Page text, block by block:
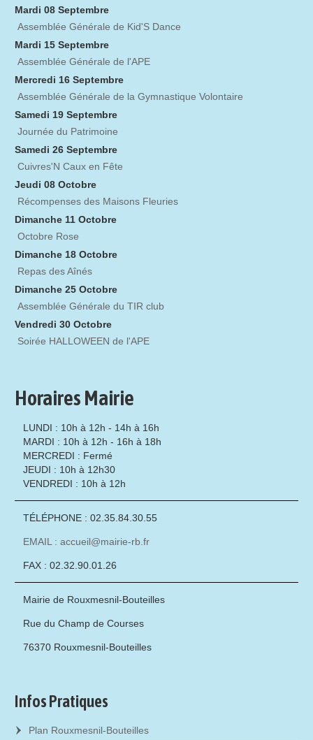
Mardi 08 Septembre
Assemblée Générale de Kid'S Dance
Mardi 15 Septembre
Assemblée Générale de l'APE
Mercredi 16 Septembre
Assemblée Générale de la Gymnastique Volontaire
Samedi 19 Septembre
Journée du Patrimoine
Samedi 26 Septembre
Cuivres'N Caux en Fête
Jeudi 08 Octobre
Récompenses des Maisons Fleuries
Dimanche 11 Octobre
Octobre Rose
Dimanche 18 Octobre
Repas des Aînés
Dimanche 25 Octobre
Assemblée Générale du TIR club
Vendredi 30 Octobre
Soirée HALLOWEEN de l'APE
Horaires Mairie
LUNDI : 10h à 12h - 14h à 16h
MARDI : 10h à 12h - 16h à 18h
MERCREDI : Fermé
JEUDI : 10h à 12h30
VENDREDI : 10h à 12h
TÉLÉPHONE : 02.35.84.30.55
EMAIL : accueil@mairie-rb.fr
FAX : 02.32.90.01.26
Mairie de Rouxmesnil-Bouteilles
Rue du Champ de Courses
76370 Rouxmesnil-Bouteilles
Infos Pratiques
Plan Rouxmesnil-Bouteilles